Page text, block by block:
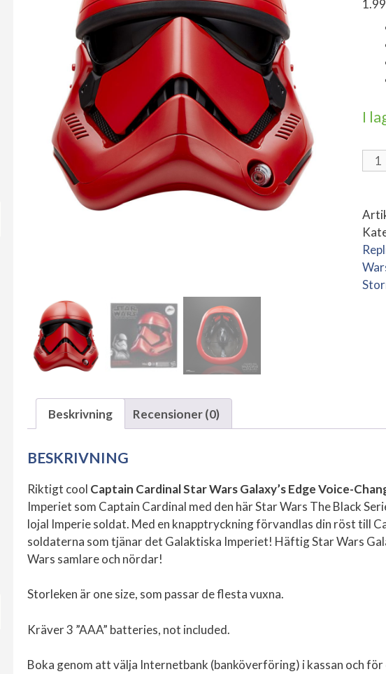
I
Beskrivning Recensioner (0)
BESKRIVNING
Riktigt cool Captain Cardinal Star Wars Galaxy’s Edge Voice-
Imperiet som Captain Cardinal med den här Star Wars The Black
lojal Imperie soldat. Med en knapptryckning förvandlas din röst till
soldaterna som tjänar det Galaktiska Imperiet! Häftig Star Wars
Wars samlare och nördar!
Storleken är one size, som passar de flesta vuxna.
Kräver 3 ”AAA” batteries, not included.
Boka genom att välja Internetbank (banköverföring) i kassan och